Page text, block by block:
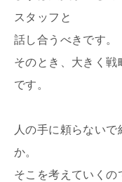
スタッフと
話し合うべきです。
そのとき、大きく戦
です。
人の手に頼らない
か。
そこを考えていくの